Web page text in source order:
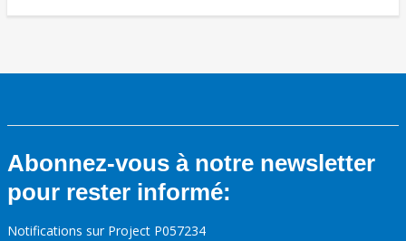
Abonnez-vous à notre newsletter
pour rester informé:
Notifications sur Project P057234